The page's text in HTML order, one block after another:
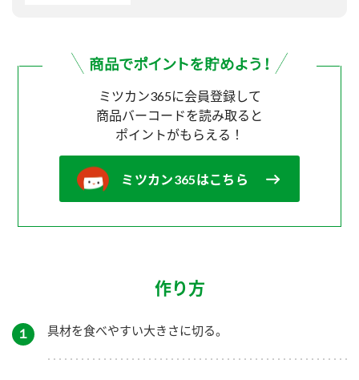
ミツカン365に会員登録して
商品バーコードを読み取ると
ポイントがもらえる！
ミツカン365はこちら
作り方
１ 具材を食べやすい大きさに切る。